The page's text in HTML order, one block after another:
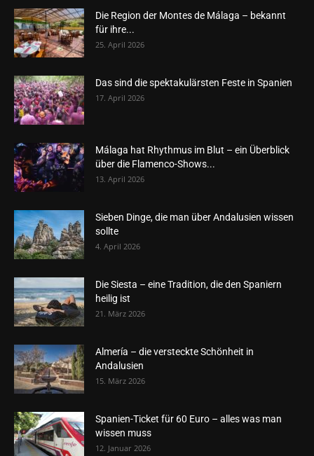
Die Region der Montes de Málaga – bekannt
für ihre...
25. April 2026
Das sind die spektakulärsten Feste in Spanien
17. April 2026
Málaga hat Rhythmus im Blut – ein Überblick
über die Flamenco-Shows...
13. April 2026
Sieben Dinge, die man über Andalusien wissen
sollte
4. April 2026
Die Siesta – eine Tradition, die den Spaniern
heilig ist
21. März 2026
Almería – die versteckte Schönheit in
Andalusien
15. März 2026
Spanien-Ticket für 60 Euro – alles was man
wissen muss
12. Januar 2026